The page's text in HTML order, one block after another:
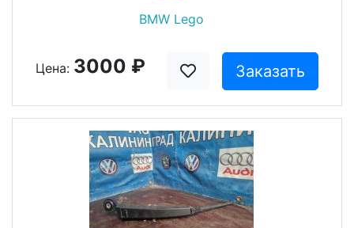
BMW Lego
Цена: 3000 ₽ Заказать